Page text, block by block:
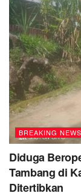
BREAKING NEWS
Diduga
Tambang di
Ditertibkan